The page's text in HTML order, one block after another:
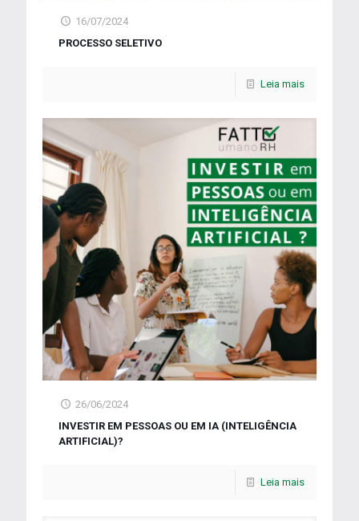
16/07/2024
PROCESSO SELETIVO
Leia mais
26/06/2024
INVESTIR EM PESSOAS OU EM IA (INTELIGÊNCIA
ARTIFICIAL)?
Leia mais